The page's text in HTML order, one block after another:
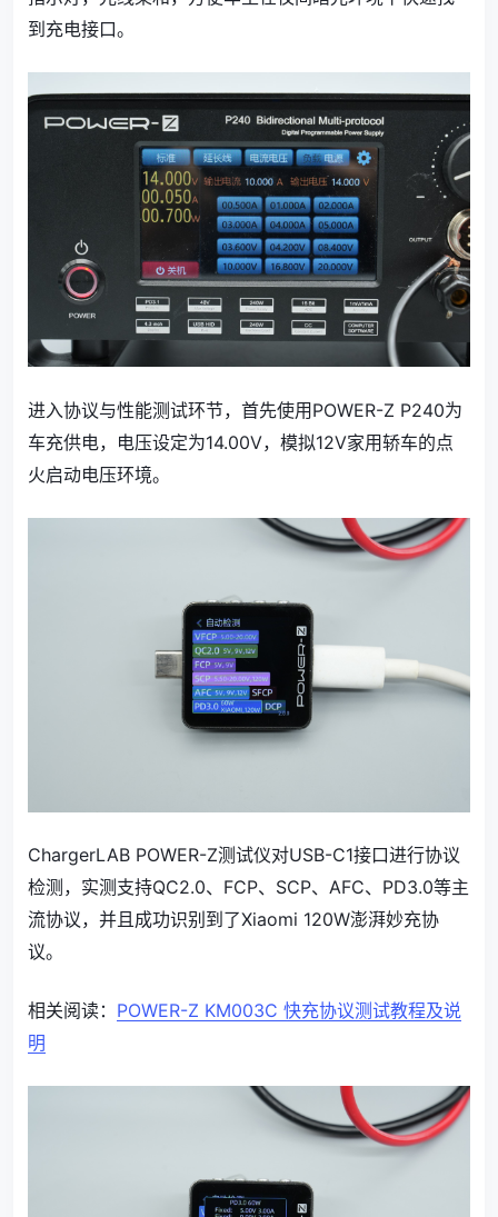
到充电接口。
进入协议与性能测试环节，首先使用POWER-Z P240为
车充供电，电压设定为14.00V，模拟12V家用轿车的点
火启动电压环境。
ChargerLAB POWER-Z测试仪对USB-C1接口进行协议
检测，实测支持QC2.0、FCP、SCP、AFC、PD3.0等主
流协议，并且成功识别到了Xiaomi 120W澎湃妙充协
议。
相关阅读： POWER-Z KM003C 快充协议测试教程及说
明